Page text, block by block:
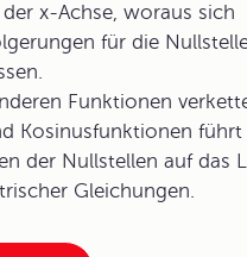
x-Achse, woraus sich
für die
Funktionen
Kosinusfunktionen führt
der Nullstellen auf das
Gleichungen.